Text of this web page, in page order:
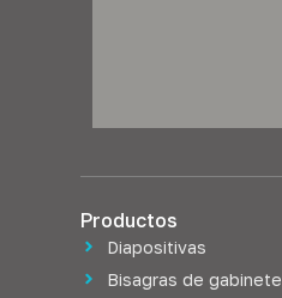
Productos
Diapositivas
Bisagras de gabinete